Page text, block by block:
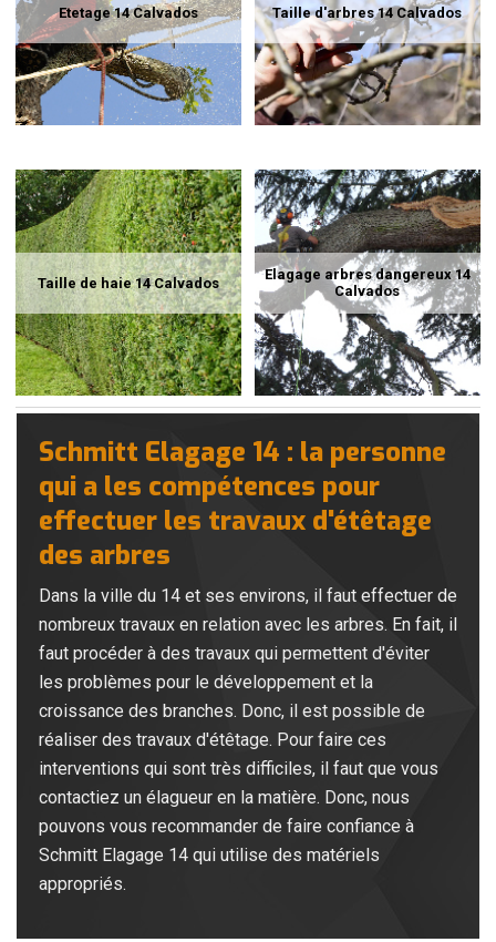
Etetage 14 Calvados Taille d'arbres 14 Calvados
Taille de haie 14 Calvados
Elagage arbres dangereux 14
Calvados
Schmitt Elagage 14 : la personne
qui a les compétences pour
effectuer les travaux d'étêtage
des arbres
Dans la ville du 14 et ses environs, il faut effectuer de
nombreux travaux en relation avec les arbres. En fait, il
faut procéder à des travaux qui permettent d'éviter
les problèmes pour le développement et la
croissance des branches. Donc, il est possible de
réaliser des travaux d'étêtage. Pour faire ces
interventions qui sont très difficiles, il faut que vous
contactiez un élagueur en la matière. Donc, nous
pouvons vous recommander de faire confiance à
Schmitt Elagage 14 qui utilise des matériels
appropriés.